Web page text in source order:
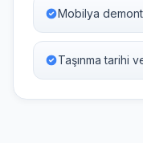
Mobilya
Taşınma tarihi